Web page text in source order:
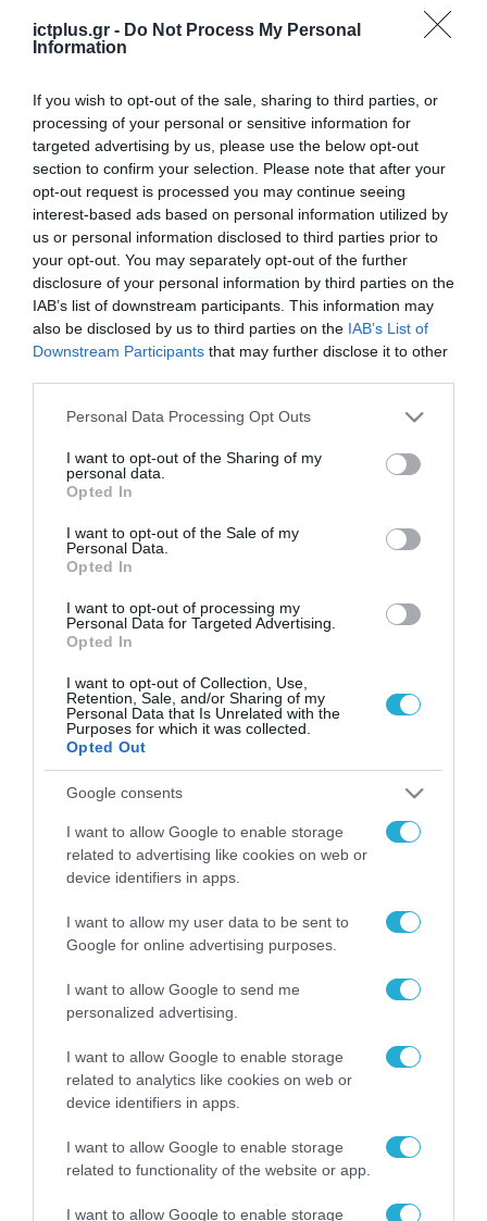
ictplus.gr - Do Not Process My Personal
Information
If you wish to opt-out of the sale, sharing to third parties, or
processing of your personal or sensitive information for
targeted advertising by us, please use the below opt-out
section to confirm your selection. Please note that after your
opt-out request is processed you may continue seeing
interest-based ads based on personal information utilized by
us or personal information disclosed to third parties prior to
your opt-out. You may separately opt-out of the further
disclosure of your personal information by third parties on the
IAB’s list of downstream participants. This information may
also be disclosed by us to third parties on the IAB’s List of
Downstream Participants that may further disclose it to other
Please note that this website/app uses one or more Google
not limited to your visit or usage behaviour. You may click to
grant or deny consent to Google and its third-party tags to
use your data for below specified purposes in below Google
consent section.
Personal Data Processing Opt Outs
I want to opt-out of the Sharing of my
personal data.
Opted In
I want to opt-out of the Sale of my
Personal Data.
Opted In
I want to opt-out of processing my
Personal Data for Targeted Advertising.
Opted In
I want to opt-out of Collection, Use,
Retention, Sale, and/or Sharing of my
Personal Data that Is Unrelated with the
Purposes for which it was collected.
Opted Out
Google consents
I want to allow Google to enable storage
related to advertising like cookies on web or
device identifiers in apps.
I want to allow my user data to be sent to
Google for online advertising purposes.
I want to allow Google to send me
personalized advertising.
I want to allow Google to enable storage
related to analytics like cookies on web or
device identifiers in apps.
I want to allow Google to enable storage
related to functionality of the website or app.
I want to allow Google to enable storage
εντοπίσει τα κενά σκέψης και να ανακαλύψει
νέους τρόπους σκέψης, μέσω της τεχνολογίας,
της ανθρωπότητας
06.10.2022
ΡΟΗ ΕΙΔΗΣΕΩΝ
Το χρηματοδοτούμενο
από την ΕΕ έργο “The
Gaming Police”
των παιδιών στο
διαδίκτυο
31.07.2026
για τα πρόστιμα σε
παραβάσεις που
Σ. Καλαφάτης: «Η
Τεχνητή Νοημοσύνη
δεν είναι απλώς μια
νέα τεχνολογία, είναι
μια νέα βιομηχανική
31.07.2026